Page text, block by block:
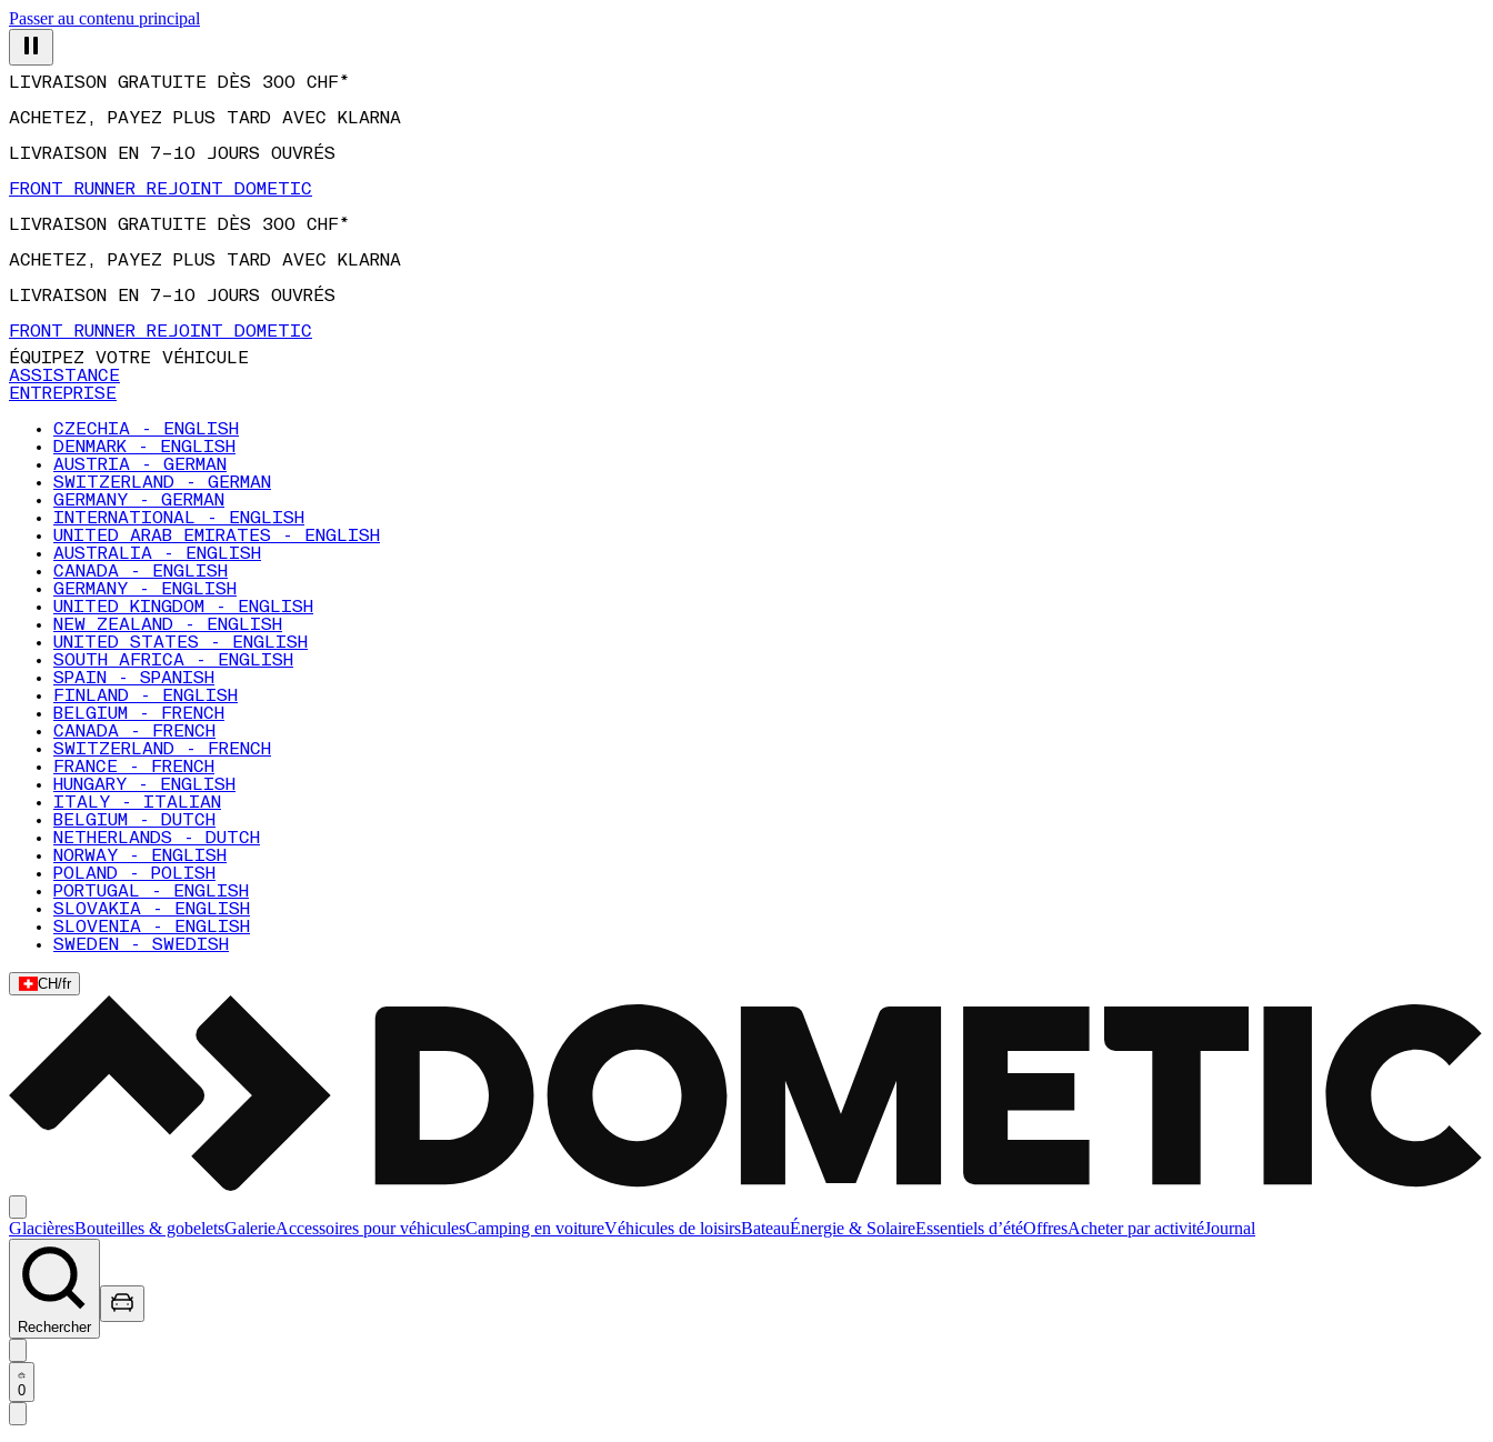
Passer au contenu principal
LIVRAISON GRATUITE DÈS 300 CHF*
ACHETEZ, PAYEZ PLUS TARD AVEC KLARNA
LIVRAISON EN 7–10 JOURS OUVRÉS
FRONT RUNNER REJOINT DOMETIC
LIVRAISON GRATUITE DÈS 300 CHF*
ACHETEZ, PAYEZ PLUS TARD AVEC KLARNA
LIVRAISON EN 7–10 JOURS OUVRÉS
FRONT RUNNER REJOINT DOMETIC
ÉQUIPEZ VOTRE VÉHICULE
ASSISTANCE
ENTREPRISE
CZECHIA - ENGLISH
DENMARK - ENGLISH
AUSTRIA - GERMAN
SWITZERLAND - GERMAN
GERMANY - GERMAN
INTERNATIONAL - ENGLISH
UNITED ARAB EMIRATES - ENGLISH
AUSTRALIA - ENGLISH
CANADA - ENGLISH
GERMANY - ENGLISH
UNITED KINGDOM - ENGLISH
NEW ZEALAND - ENGLISH
UNITED STATES - ENGLISH
SOUTH AFRICA - ENGLISH
SPAIN - SPANISH
FINLAND - ENGLISH
BELGIUM - FRENCH
CANADA - FRENCH
SWITZERLAND - FRENCH
FRANCE - FRENCH
HUNGARY - ENGLISH
ITALY - ITALIAN
BELGIUM - DUTCH
NETHERLANDS - DUTCH
NORWAY - ENGLISH
POLAND - POLISH
PORTUGAL - ENGLISH
SLOVAKIA - ENGLISH
SLOVENIA - ENGLISH
SWEDEN - SWEDISH
CH/fr
GlacièresBouteilles & gobeletsGalerieAccessoires pour véhiculesCamping en voitureVéhicules de loisirsBateauÉnergie & SolaireEssentiels d’étéOffresAcheter par activitéJournal
Rechercher
0